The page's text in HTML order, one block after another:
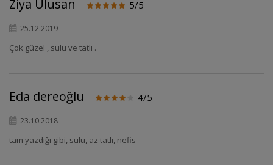
Ziya Ulusan 5/5
25.12.2019
Çok güzel , sulu ve tatlı .
Eda dereoğlu 4/5
23.10.2018
tam yazdığı gibi, sulu, az tatlı, nefis